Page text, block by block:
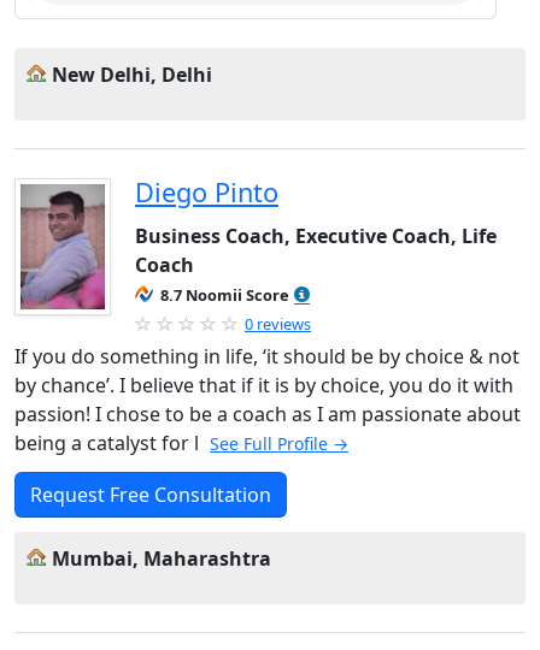
New Delhi, Delhi
Diego Pinto
Business Coach, Executive Coach, Life
Coach
8.7 Noomii Score
0 reviews
If you do something in life, ‘it should be by choice & not
by chance’. I believe that if it is by choice, you do it with
passion! I chose to be a coach as I am passionate about
being a catalyst for l See Full Profile →
Request Free Consultation
Mumbai, Maharashtra